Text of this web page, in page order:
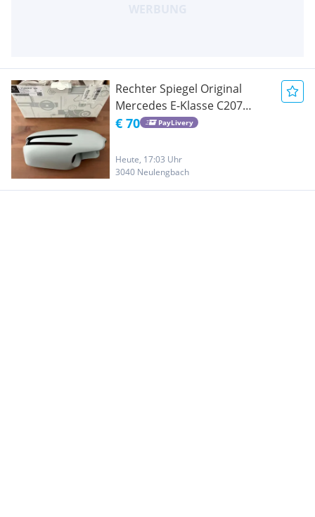
Rechter Spiegel Original
Mercedes E-Klasse C207
W207
€ 70 PayLivery
Heute, 17:03 Uhr
3040 Neulengbach